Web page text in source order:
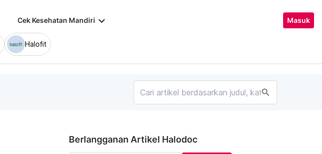
Cek Kesehatan Mandiri keyboard_arrow_down Masuk
Halofit
search
Berlangganan Artikel Halodoc